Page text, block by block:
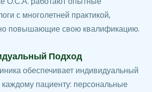
с многолетней практикой,
повышающие свою квалификацию.
Подход
обеспечивает индивидуальный
каждому пациенту: персональные